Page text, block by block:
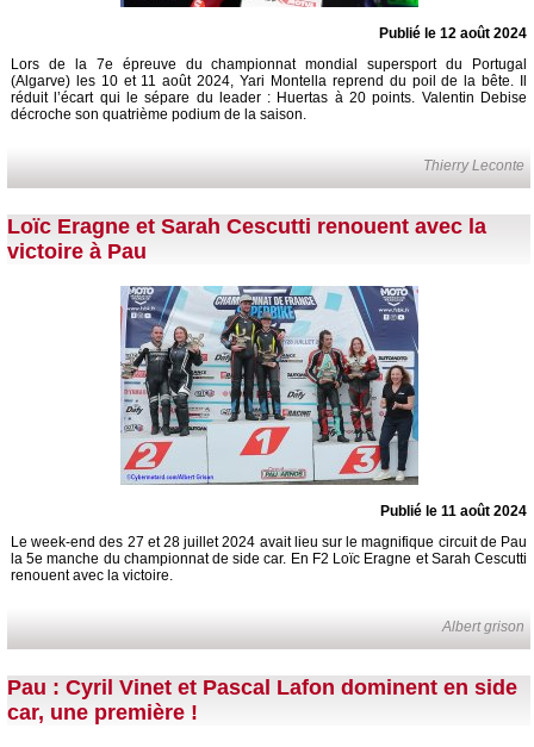
Publié le 12 août 2024
Lors de la 7e épreuve du championnat mondial supersport du Portugal
(Algarve) les 10 et 11 août 2024, Yari Montella reprend du poil de la bête. Il
réduit l’écart qui le sépare du leader : Huertas à 20 points. Valentin Debise
décroche son quatrième podium de la saison.
Thierry Leconte
Loïc Eragne et Sarah Cescutti renouent avec la
victoire à Pau
Publié le 11 août 2024
Le week-end des 27 et 28 juillet 2024 avait lieu sur le magnifique circuit de Pau
la 5e manche du championnat de side car. En F2 Loïc Eragne et Sarah Cescutti
renouent avec la victoire.
Albert grison
Pau : Cyril Vinet et Pascal Lafon dominent en side
car, une première !